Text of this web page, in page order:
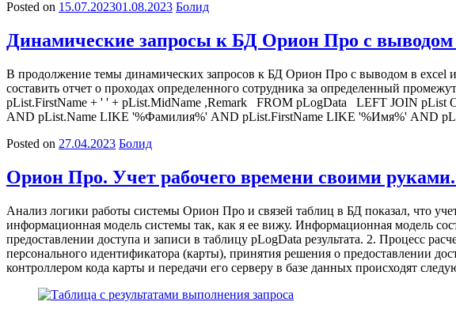
Posted on 15.07.202301.08.2023 Болид
Динамические запросы к БД Орион Про с
В продолжение темы динамических запросов к БД Орион Про с выводом в excel
составить отчет о проходах определенного сотрудника за определенный
pList.FirstName + ' ' + pList.MidName ,Remark FROM pLogData LEFT JOIN pList
AND pList.Name LIKE '%Фамилия%' AND pList.FirstName LIKE '%Имя%' AND
Posted on 27.04.2023 Болид
Орион Про. Учет рабочего времени своими
Анализ логики работы системы Орион Про и связей таблиц в БД показал, что
информационная модель системы так, как я ее вижу. Информационная модель
предоставлении доступа и записи в таблицу pLogData результата. 2. Процесс
персонального идентификатора (карты), принятия решения о предоставлении
контроллером кода карты и передачи его серверу в базе данных происходят